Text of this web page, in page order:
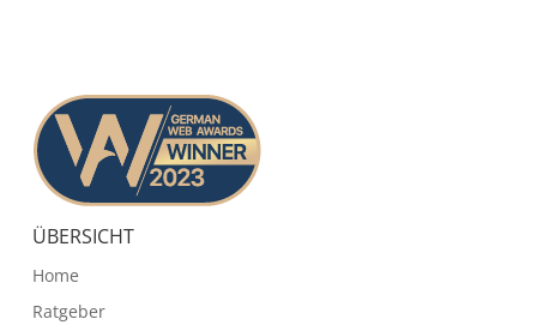
ÜBERSICHT
Home
Ratgeber